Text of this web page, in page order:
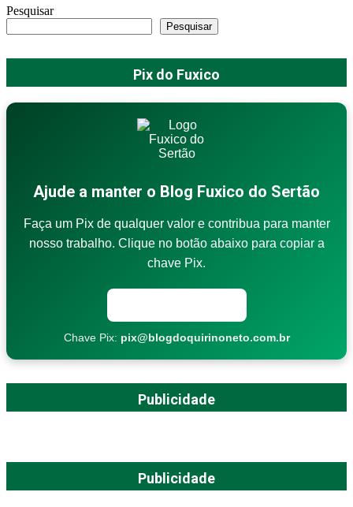
Pesquisar
Pesquisar
Pix do Fuxico
Ajude a manter o Blog Fuxico do Sertão
Faça um Pix de qualquer valor e contribua para manter
nosso trabalho. Clique no botão abaixo para copiar a
chave Pix.
Chave Pix: pix@blogdoquirinoneto.com.br
Publicidade
Publicidade